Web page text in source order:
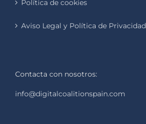
Política de cookies
Aviso Legal y Política de Privacidad
Contacta con nosotros:
info@digitalcoalitionspain.com